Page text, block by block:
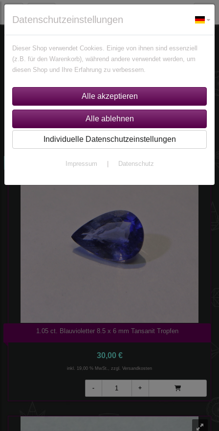
Edelsteine Tansanite
Sortierung wählen
Produkte je Seite
1.05 ct. Blauvioletter 8.5 x 6 mm Tansanit Tropfen
30,00 €
inkl. 19,00 % MwSt., zzgl. Versandkosten
Datenschutzeinstellungen
Dieser Shop verwendet Cookies. Einige von ihnen sind essenziell
(z.B. für den Warenkorb), während andere verwendet werden, um
diesen Shop und Ihre Erfahrung zu verbessern.
Individuelle Datenschutzeinstellungen
Impressum Datenschutz